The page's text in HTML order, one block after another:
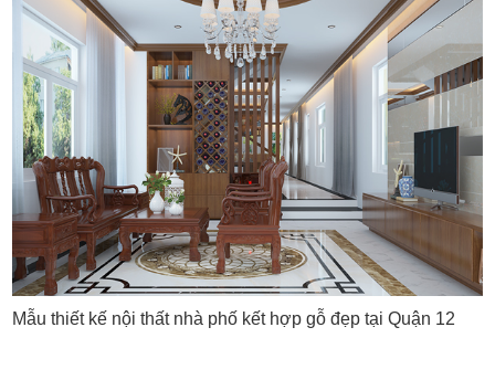
Mẫu thiết kế nội thất nhà phố kết hợp gỗ đẹp tại Quận 12